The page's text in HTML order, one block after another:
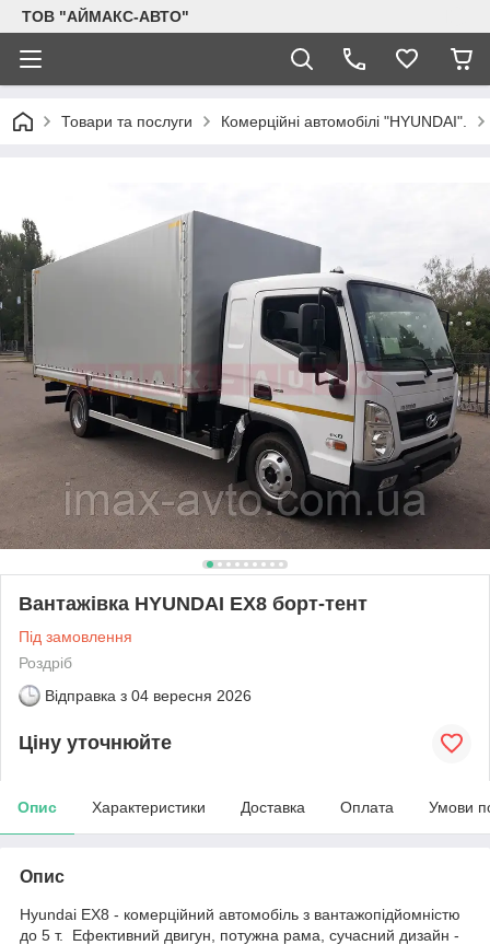
ТОВ "АЙМАКС-АВТО"
Товари та послуги Комерційні автомобілі "HYUNDAI".
Вантажівка HYUNDAI EX8 борт-тент
Під замовлення
Роздріб
Відправка з 04 вересня 2026
Ціну уточнюйте
Опис Характеристики Доставка Оплата Умови
Опис
Hyundai EX8 - комерційний автомобіль з вантажопідйомністю
до 5 т. Ефективний двигун, потужна рама, сучасний дизайн -